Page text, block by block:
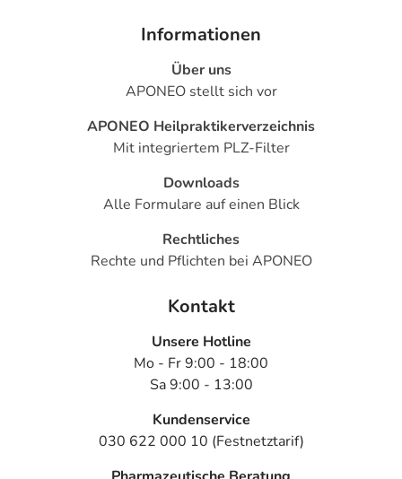
Informationen
Über uns
APONEO stellt sich vor
APONEO Heilpraktikerverzeichnis
Mit integriertem PLZ-Filter
Downloads
Alle Formulare auf einen Blick
Rechtliches
Rechte und Pflichten bei APONEO
Kontakt
Unsere Hotline
Mo - Fr 9:00 - 18:00
Sa 9:00 - 13:00
Kundenservice
030 622 000 10 (Festnetztarif)